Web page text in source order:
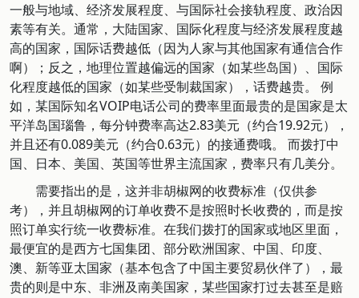
一般与地域、经济发展程度、与国际社会接轨程度、政治因
素等有关。通常，大陆国家、国际化程度与经济发展程度越
高的国家，国际话费越低（因为人家与其他国家有通信合作
啊）；反之，地理位置越偏远的国家（如某些岛国）、国际
化程度越低的国家（如某些受制裁国家），话费越贵。 例
如，某国际知名VOIP电话公司的费率里面最贵的是国家是太
平洋岛国瑙鲁，每分钟费率高达2.83美元（约合19.92元），
并且还有0.089美元（约合0.63元）的接通费哦。 而拨打中
国、日本、美国、英国等世界主流国家，费率只有几美分。
需要指出的是，这并非胡椒网的收费标准（仅供参
考），并且胡椒网的订单收费不是按照时长收费的，而是按
照订单实行统一收费标准。在我们拨打的国家或地区里面，
最便宜的是西方七国集团、部分欧洲国家、中国、印度、
澳、新等亚太国家（基本包含了中国主要贸易伙伴了），最
贵的则是中东、非洲及南美国家，某些国家打过去甚至是赔